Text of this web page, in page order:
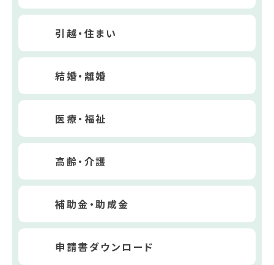
引越・住まい
結婚・離婚
医療・福祉
高齢・介護
補助金・助成金
申請書ダウンロード